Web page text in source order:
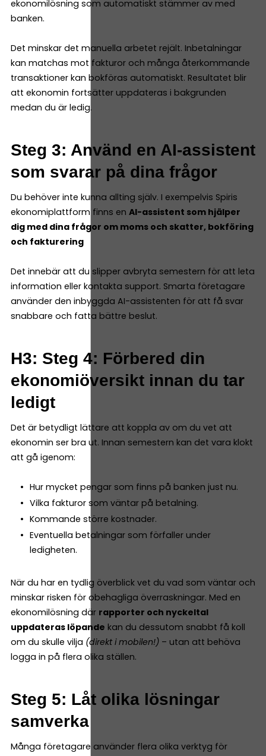
ekonomilösning som automatiskt stämmer av med
banken.
Det minskar det manuella arbetet rejält. Inbetalningar
kan matchas mot fakturor och många återkommande
transaktioner kan bokföras automatiskt. Resultatet blir
att ekonomin fortsätter uppdateras i bakgrunden
medan du är ledig.
Steg 3: Använd en AI-assistent
som svarar på dina frågor
Du behöver inte kunna allting själv. I exempelvis Spiris
ekonomiplattform finns en AI-assistent som hjälper
dig med dina frågor om moms och skatter, bokföring
och fakturering
Det innebär att du slipper avbryta semestern för att leta
information eller kontakta support. Smarta företagare
använder den inbyggda AI-assistenten för att få svar
snabbare och fatta bättre beslut.
H3: Steg 4: Förbered din
ekonomiöversikt innan du tar
ledigt
Det är betydligt lättare att koppla av om du vet att
ekonomin ser bra ut. Innan semestern kan det vara klokt
att gå igenom:
Hur mycket pengar som finns på banken just nu.
Vilka fakturor som väntar på betalning.
Kommande större kostnader.
Eventuella betalningar som förfaller under
ledigheten.
När du har en tydlig överblick vet du vad som väntar och
minskar risken för obehagliga överraskningar. Med en
ekonomilösning där rapporter och nyckeltal
uppdateras löpande kan du dessutom snabbt få koll
om du skulle vilja (direkt i mobilen!) – utan att behöva
logga in på flera olika ställen.
Steg 5: Låt olika lösningar
samverka
Många företagare använder flera olika verktyg för